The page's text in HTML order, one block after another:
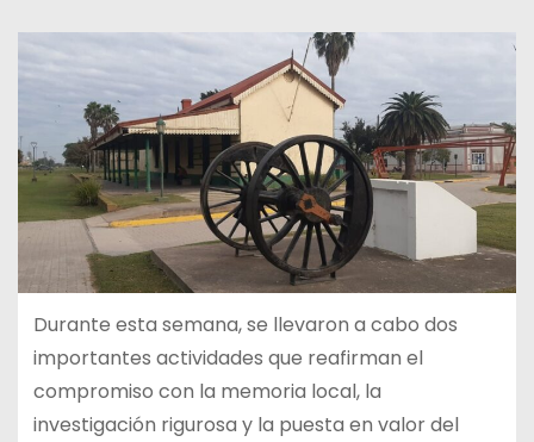
Durante esta semana, se llevaron a cabo dos
importantes actividades que reafirman el
compromiso con la memoria local, la
investigación rigurosa y la puesta en valor del